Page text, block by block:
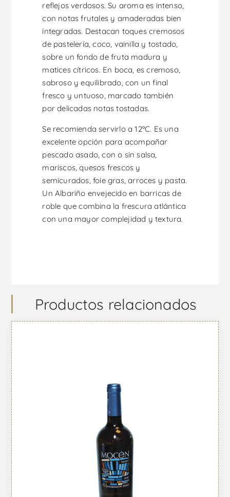
reflejos verdosos. Su aroma es intenso,
con notas frutales y amaderadas bien
integradas. Destacan toques cremosos
de pastelería, coco, vainilla y tostado,
sobre un fondo de fruta madura y
matices cítricos. En boca, es cremoso,
sabroso y equilibrado, con un final
fresco y untuoso, marcado también
por delicadas notas tostadas.
Se recomienda servirlo a 12ºC. Es una
excelente opción para acompañar
pescado asado, con o sin salsa,
mariscos, quesos frescos y
semicurados, foie gras, arroces y pasta.
Un Albariño envejecido en barricas de
roble que combina la frescura atlántica
con una mayor complejidad y textura.
Productos relacionados